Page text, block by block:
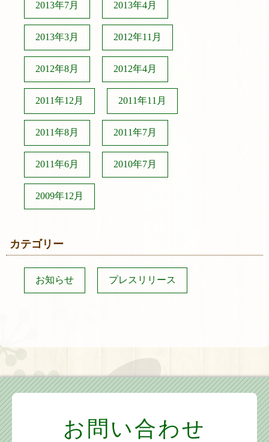
2013年7月 2013年4月
2013年3月 2012年11月
2012年8月 2012年4月
2011年12月 2011年11月
2011年8月 2011年7月
2011年6月 2010年7月
2009年12月
カテゴリー
お知らせ プレスリリース
お問い合わせ